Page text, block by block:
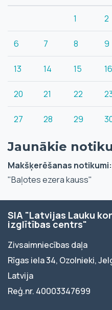
1 2
6 7 8 9
13 14 15 16
20 21 22
27 28 29
Jaunākie
Makšķerēšanas notikumi:
"Baļotes ezera kauss"
SIA "Latvijas Lauku
izglītības centrs"
Zivsaimniecības daļa
Rīgas iela 34, Ozolnieki,
Latvija
Reģ.nr. 40003347699